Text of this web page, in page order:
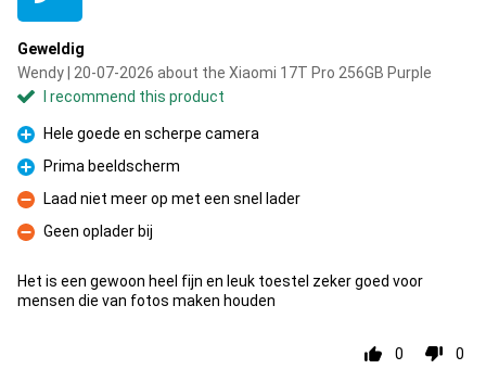
Geweldig
Wendy | 20-07-2026 about the Xiaomi 17T Pro 256GB Purple
I recommend this product
Pro
Hele goede en scherpe camera
Pro
Prima beeldscherm
Con
Laad niet meer op met een snel lader
Con
Geen oplader bij
Het is een gewoon heel fijn en leuk toestel zeker goed voor
mensen die van fotos maken houden
0 0